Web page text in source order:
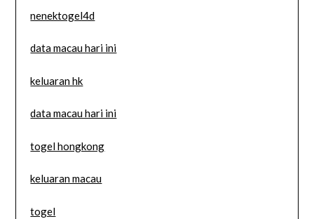
nenektogel4d
data macau hari ini
keluaran hk
data macau hari ini
togel hongkong
keluaran macau
togel